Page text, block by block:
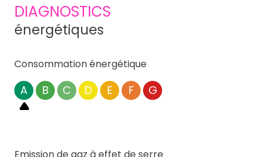
DIAGNOSTICS
énergétiques
Consommation énergétique
A B C D E F G
Emission de gaz à effet de serre